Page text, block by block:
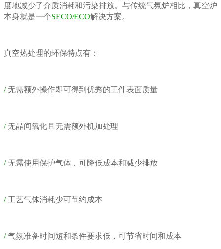
度地减少了介质消耗和污染排放。与传统气氛炉相比，真空炉
本身就是一个SECO/ECO解决方案。
真空热处理的环保特点有：
/ 无需额外操作即可得到优秀的工件表面质量
/ 无晶间氧化且无需额外机加处理
/ 无需使用保护气体，可降低成本和减少排放
/ 工艺气体消耗少可节约成本
/气氛准备时间短和条件要求低，可节省时间和成本